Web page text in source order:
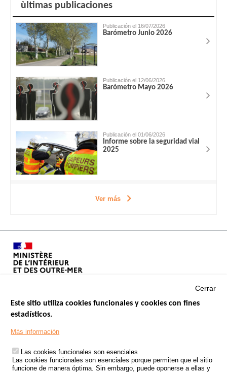
ùltimas publicaciones
Publicación el 16/07/2026
Barómetro Junio 2026
Publicación el 12/06/2026
Barómetro Mayo 2026
Publicación el 01/06/2026
Informe sobre la seguridad vial
2025
Ver más
Footer
TRATAMIENTO DE DATOS PERSONALES PROCEDENTES DE
ACCIDENTES DE TRÁFICO
Cerrar
Este sitio utiliza cookies funcionales y cookies con fines
estadísticos.
Más información
Las cookies funcionales son esenciales
Las cookies funcionales son esenciales porque permiten que el sitio
funcione de manera óptima. Sin embargo, puede oponerse a ellas y